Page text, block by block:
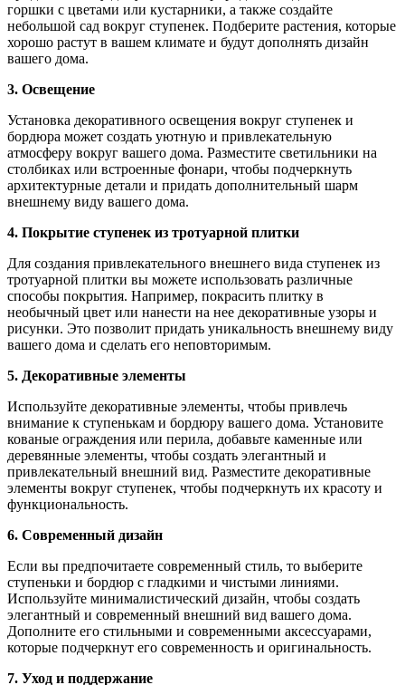
горшки с цветами или кустарники, а также создайте
небольшой сад вокруг ступенек. Подберите растения, которые
хорошо растут в вашем климате и будут дополнять дизайн
вашего дома.
3. Освещение
Установка декоративного освещения вокруг ступенек и
бордюра может создать уютную и привлекательную
атмосферу вокруг вашего дома. Разместите светильники на
столбиках или встроенные фонари, чтобы подчеркнуть
архитектурные детали и придать дополнительный шарм
внешнему виду вашего дома.
4. Покрытие ступенек из тротуарной плитки
Для создания привлекательного внешнего вида ступенек из
тротуарной плитки вы можете использовать различные
способы покрытия. Например, покрасить плитку в
необычный цвет или нанести на нее декоративные узоры и
рисунки. Это позволит придать уникальность внешнему виду
вашего дома и сделать его неповторимым.
5. Декоративные элементы
Используйте декоративные элементы, чтобы привлечь
внимание к ступенькам и бордюру вашего дома. Установите
кованые ограждения или перила, добавьте каменные или
деревянные элементы, чтобы создать элегантный и
привлекательный внешний вид. Разместите декоративные
элементы вокруг ступенек, чтобы подчеркнуть их красоту и
функциональность.
6. Современный дизайн
Если вы предпочитаете современный стиль, то выберите
ступеньки и бордюр с гладкими и чистыми линиями.
Используйте минималистический дизайн, чтобы создать
элегантный и современный внешний вид вашего дома.
Дополните его стильными и современными аксессуарами,
которые подчеркнут его современность и оригинальность.
7. Уход и поддержание